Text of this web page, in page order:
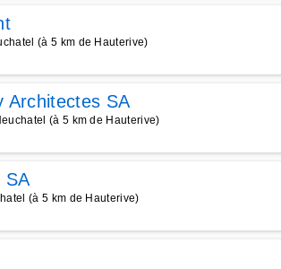
(à 5 km de Hauterive)
Architectes SA
(à 5 km de Hauterive)
SA
(à 5 km de Hauterive)